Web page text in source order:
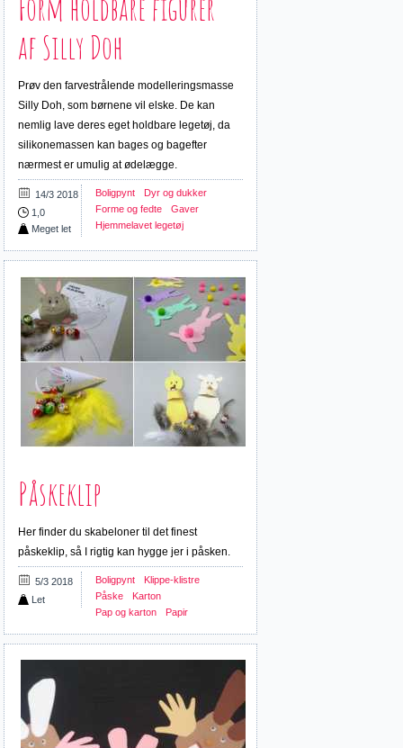
af Silly Doh
Prøv den farvestrålende modelleringsmasse
Silly Doh, som børnene vil elske. De kan
nemlig lave deres eget holdbare legetøj, da
silikonemassen kan bages og bagefter
nærmest er umulig at ødelægge.
14/3 2018
1,0
Meget let
Boligpynt
Dyr og dukker
Forme og fedte
Gaver
Hjemmelavet legetøj
Påskeklip
Her finder du skabeloner til det finest
påskeklip, så I rigtig kan hygge jer i påsken.
5/3 2018
Let
Boligpynt
Klippe-klistre
Påske
Karton
Pap og karton
Papir